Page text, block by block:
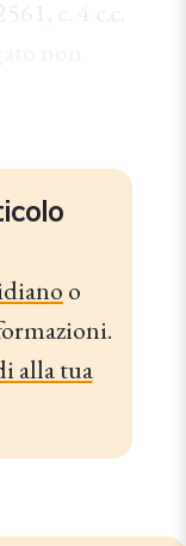
o
alla tua